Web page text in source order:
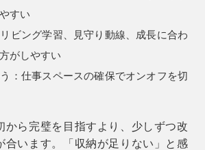
すい
リビング学習、見守り動線、成長に合わ
がしやすい
： 仕事スペースの確保でオンオフを切
から完璧を目指すより、少しずつ改
合います。「収納が足りない」と感